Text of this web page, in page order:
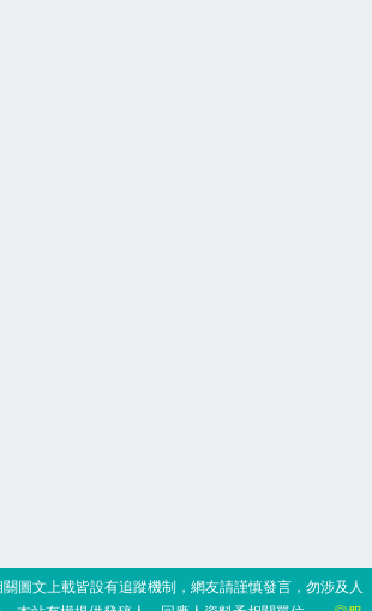
關圖文上載皆設有追蹤機制，網友請謹慎發言，勿涉及人